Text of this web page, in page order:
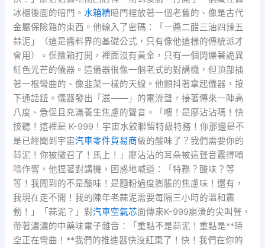
冰櫃後面的暗門。水箱精暗門裡放著一個老舊的、像是古代
金屬保險箱的東西。他輸入了密碼：「一醬二醋三油四辣五
蒜泥」（這是醬料界的基礎公式，只有像他這樣的傳統派才
會用）。保險箱打開，裡面沒有黃金，只有一個閃爍著詭異
紅色光芒的儀器。這儀器很像一個老式的對講機，但頂部插
著一根彎曲的、像韭菜一樣的天線。他顫抖著拿起儀器，按
下通話鈕。儀器發出「滋——」的電流聲，接著傳來一陣高
八度、急促且充滿養生焦慮的聲音。「喂！是廖沾沾嗎！快
接聽！這裡是 K-999！宇宙水餃聯盟特級特務！你那邊是不
是已經聞到宇宙汽車零件貿易商級的酸味了？我們需要你的
蒜泥！你被徵召了！馬上！」廖沾沾的耳朵被這聲音震得嗡
嗡作響，他捏著對講機，困惑地喊道：「特務？酸味？等
等！我聞到的不是酸味！是麵粉過度膨脹的焦慮味！還有，
我現在走不開！我的陳年老蒜泥需要每隔三小時的溫和震
動！」「蒜泥？」對汽車空氣芯面傳來K-999崩潰的尖叫聲，
帶著濃濃的中藥味電子雜音：「重點不是蒜泥！重點是**時
空正在彎曲！**我們的推進器快沒紅棗了！快！我們在你的